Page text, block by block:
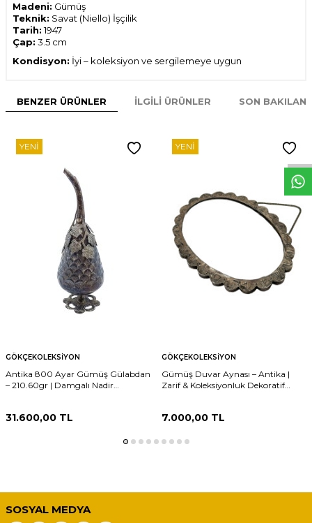
W
h
t
s
p
p
D
e
s
e
H
a
t
t
Madeni: Gümüş
Teknik: Savat (Niello) İşçilik
Tarih:1947
Çap: 3.5 cm
Kondisyon: İyi – koleksiyon ve sergilemeye uygun
BENZER ÜRÜNLER İLGILI ÜRÜNLER SON
YENI
GÖKÇEKOLEKSIYON
Antika 800 Ayar Gümüş Gülabdan
– 210.60gr | Damgalı Nadir
31.600,00 TL
YENI
GÖKÇEKOLEKSIYON
Gümüş Duvar Aynası – Antika |
Zarif & Koleksiyonluk Dekoratif
7.000,00TL
SOSYAL MEDYA